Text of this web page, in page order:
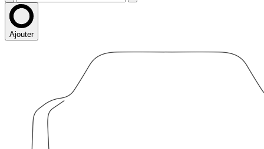
Ajouter